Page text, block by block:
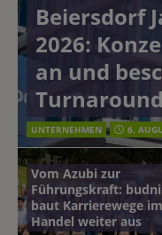
Beiersdorf
2026:
an und
UNTERNEHMEN 6.
Vom Azubi zur
Führungskraft: budni
baut Karrierewege im
Handel weiter aus